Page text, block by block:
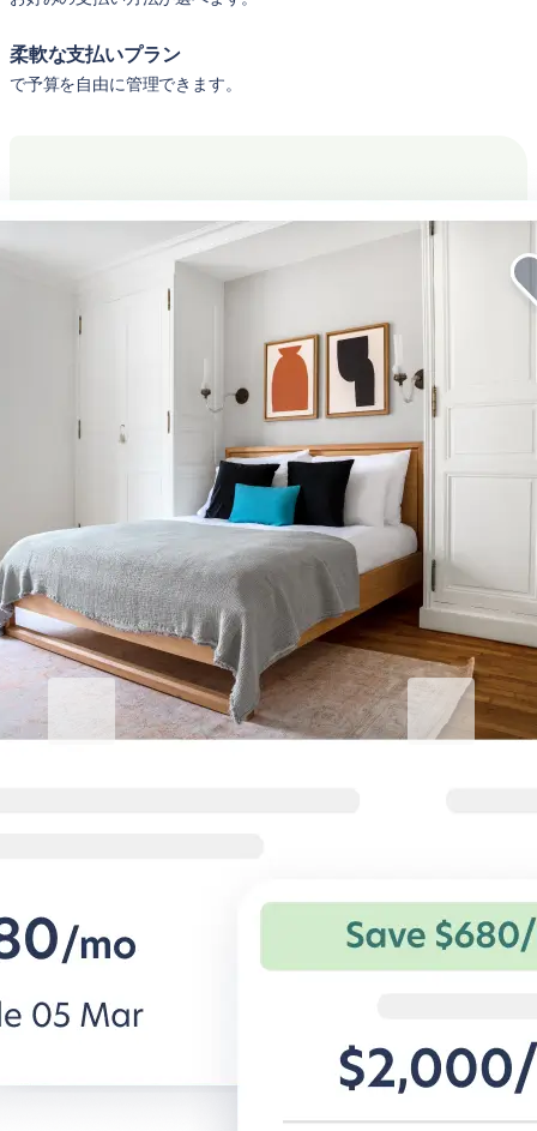
柔軟な支払いプラン
で予算を自由に管理できます。
企業向けの滞在をより快適に
法人旅行者向けの柔軟な条件と快適な
住宅。
BG for Business発見する
を。